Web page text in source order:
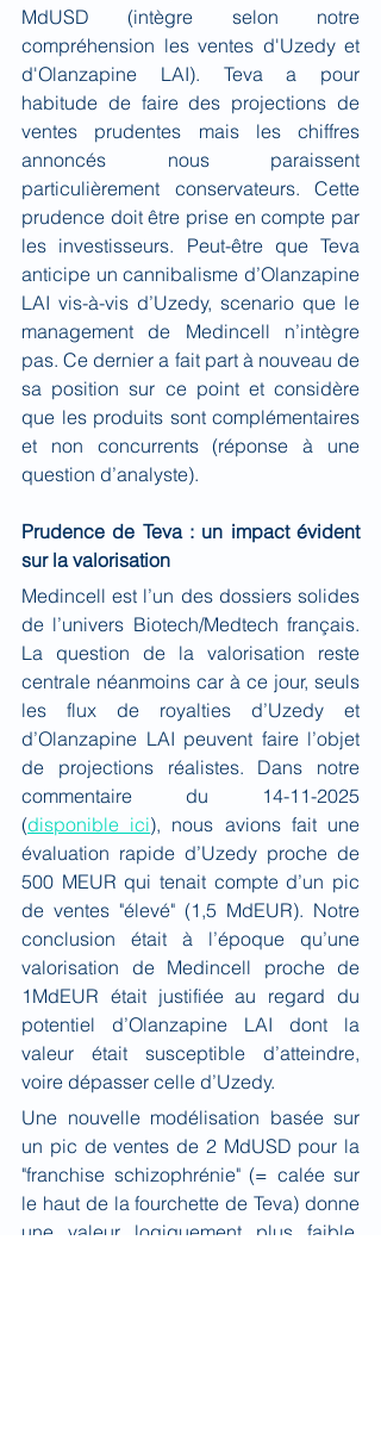
MdUSD (intègre selon notre
compréhension les ventes d'Uzedy et
d'Olanzapine LAI). Teva a pour
habitude de faire des projections de
ventes prudentes mais les chiffres
annoncés nous paraissent
particulièrement conservateurs. Cette
prudence doit être prise en compte par
les investisseurs. Peut-être que Teva
anticipe un cannibalisme d’Olanzapine
LAI vis-à-vis d’Uzedy, scenario que le
management de Medincell n’intègre
pas. Ce dernier a fait part à nouveau de
sa position sur ce point et considère
que les produits sont complémentaires
et non concurrents (réponse à une
question d’analyste).
Prudence de Teva : un impact évident
sur la valorisation
Medincell est l’un des dossiers solides
de l’univers Biotech/Medtech français.
La question de la valorisation reste
centrale néanmoins car à ce jour, seuls
les flux de royalties d’Uzedy et
d’Olanzapine LAI peuvent faire l’objet
de projections réalistes. Dans notre
commentaire du 14-11-2025
(disponible ici), nous avions fait une
évaluation rapide d’Uzedy proche de
500 MEUR qui tenait compte d’un pic
de ventes "élevé" (1,5 MdEUR). Notre
conclusion était à l’époque qu’une
valorisation de Medincell proche de
1MdEUR était justifiée au regard du
potentiel d’Olanzapine LAI dont la
valeur était susceptible d’atteindre,
voire dépasser celle d’Uzedy.
Une nouvelle modélisation basée sur
un pic de ventes de 2 MdUSD pour la
"franchise schizophrénie" (= calée sur
le haut de la fourchette de Teva) donne
une valeur logiquement plus faible,